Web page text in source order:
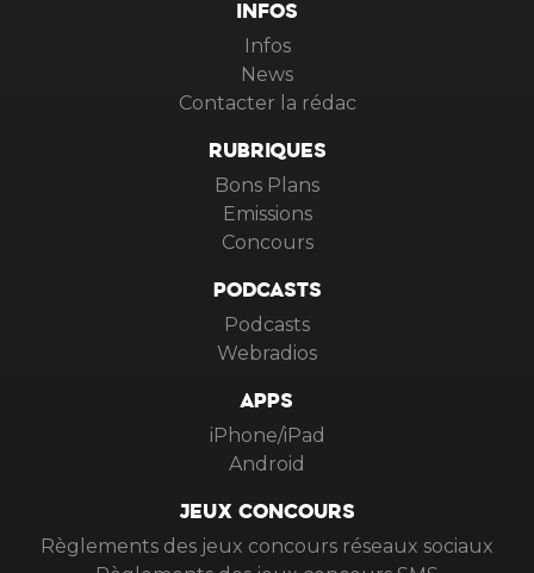
INFOS
Infos
News
Contacter la rédac
RUBRIQUES
Bons Plans
Emissions
Concours
PODCASTS
Podcasts
Webradios
APPS
iPhone/iPad
Android
JEUX CONCOURS
Règlements des jeux concours réseaux sociaux